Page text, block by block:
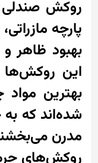
روکش صندلی
پارچه
بهبود ظاهر
این روکش‌ها
بهترین مواد
شده‌اند که
مدرن
روکش‌های چرم